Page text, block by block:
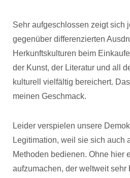
Sehr aufgeschlossen zeigt sich
gegenüber differenzierten
Herkunftskulturen beim
der Kunst, der Literatur und all
kulturell vielfältig bereichert.
meinen Geschmack.
Leider verspielen unsere
Legitimation, weil sie sich auch
Methoden bedienen. Ohne hier
aufzumachen, der weltweit sehr